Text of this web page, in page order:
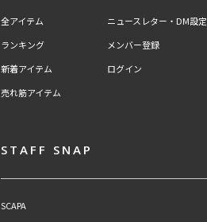
全アイテム
ランキング
新着アイテム
売れ筋アイテム
ニュースレター・DM設定
メンバー登録
ログイン
STAFF SNAP
SCAPA